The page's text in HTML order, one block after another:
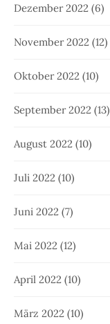
Dezember 2022 (6)
November 2022 (12)
Oktober 2022 (10)
September 2022 (13)
August 2022 (10)
Juli 2022 (10)
Juni 2022 (7)
Mai 2022 (12)
April 2022 (10)
März 2022 (10)